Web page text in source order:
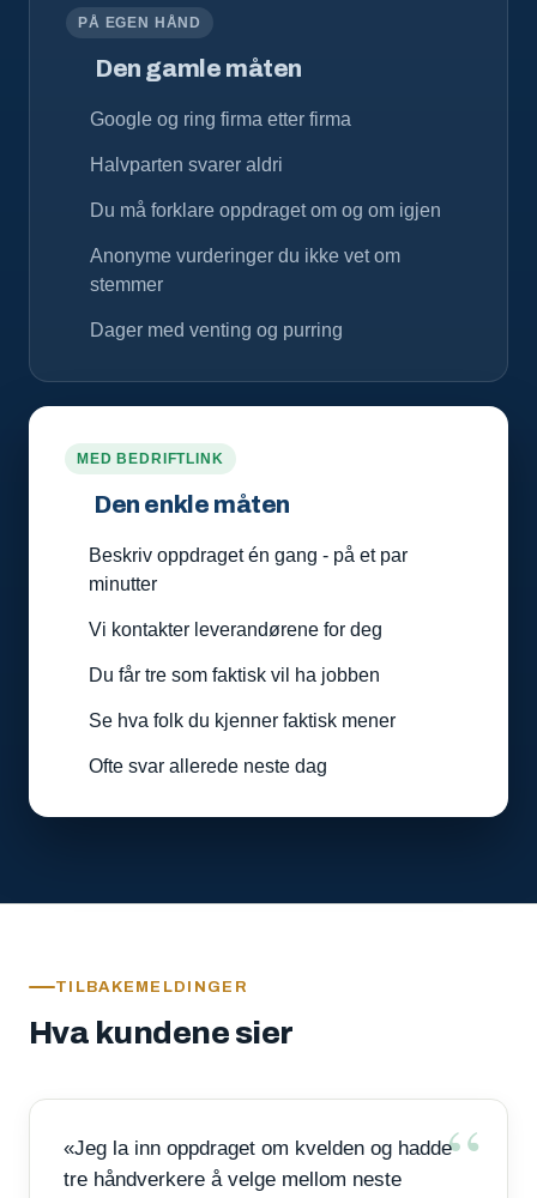
PÅ EGEN HÅND
Den gamle måten
Google og ring firma etter firma
Halvparten svarer aldri
Du må forklare oppdraget om og om igjen
Anonyme vurderinger du ikke vet om
stemmer
Dager med venting og purring
MED BEDRIFTLINK
Den enkle måten
Beskriv oppdraget én gang - på et par
minutter
Vi kontakter leverandørene for deg
Du får tre som faktisk vil ha jobben
Se hva folk du kjenner faktisk mener
Ofte svar allerede neste dag
TILBAKEMELDINGER
Hva kundene sier
«Jeg la inn oppdraget om kvelden og hadde
tre håndverkere å velge mellom neste